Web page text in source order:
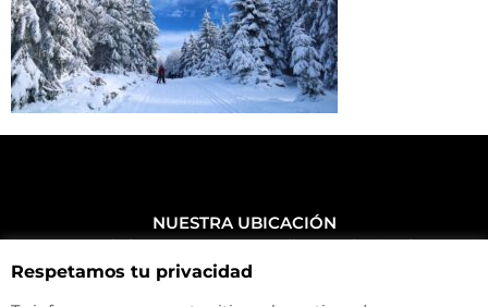
NUESTRA UBICACIÓN
Haz click aquí y mira como llegar a la tienda
CONTACTA CON NOSOTROS
+34 972 500 449
Respetamos tu privacidad